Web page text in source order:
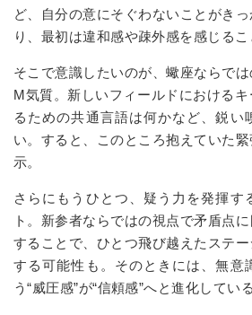
ど、自分の意にそぐわないことがき
り、最初は違和感や疎外感を感じるこ
そこで意識したいのが、蠍座ならで
M気質。新しいフィールドにおける
るための共通言語は何かなど、鋭い
い。すると、このところ抱えていた
示。
さらにもうひとつ、疑う力を発揮す
ト。新参者ならではの視点で矛盾点
することで、ひとつ飛び越えたステ
する可能性も。そのときには、無意
う“威圧感”が“信頼感”へと進化してい